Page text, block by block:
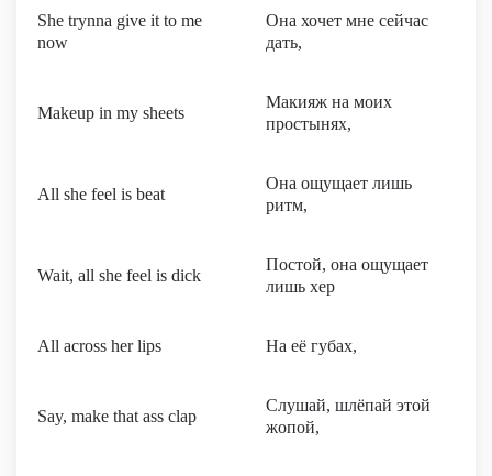
She trynna give it to me
now
Она хочет мне сейчас
дать,
Makeup in my sheets
Макияж на моих
простынях,
All she feel is beat
Она ощущает лишь
ритм,
Wait, all she feel is dick
Постой, она ощущает
лишь хер
All across her lips На её губах,
Say, make that ass clap
Слушай, шлёпай этой
жопой,